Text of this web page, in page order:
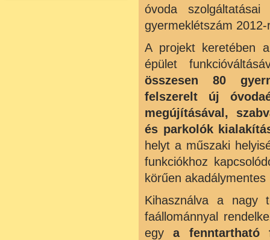
óvoda
gyermeklétszám
A projekt keretében
épület
összesen 80
felszerelt új
megújításával,
és parkolók
helyt a műszaki
funkciókhoz
körűen
Kihasználva a nagy
faállománnyal
egya fenntartható